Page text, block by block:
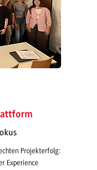
Projekterfolg:
Experience